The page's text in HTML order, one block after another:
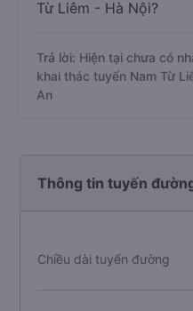
Từ Liêm - Hà Nội?
Trả lời: Hiện tại chưa có
khai thác tuyến Nam Từ
An
Thông tin tuyến
Chiều dài tuyến đường